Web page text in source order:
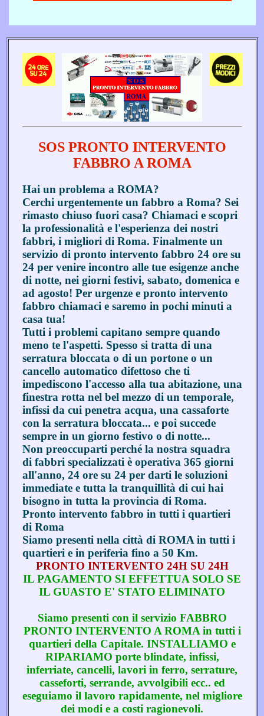
SOS PRONTO INTERVENTO
FABBRO A ROMA
Hai un problema a ROMA?
Cerchi urgentemente un fabbro a Roma? Sei
rimasto chiuso fuori casa? Chiamaci e scopri
la professionalità e l'esperienza dei nostri
fabbri, i migliori di Roma. Finalmente un
servizio di pronto intervento fabbro 24 ore su
24 per venire incontro alle tue esigenze anche
di notte, nei giorni festivi, sabato, domenica e
ad agosto! Per urgenze e pronto intervento
fabbro chiamaci e saremo in pochi minuti a
casa tua!
Tutti i problemi capitano sempre quando
meno te l'aspetti. Spesso si tratta di una
serratura bloccata o di un portone o un
cancello automatico difettoso che ti
impediscono l'accesso alla tua abitazione, una
finestra rotta nel bel mezzo di un temporale,
infissi da cui penetra acqua, una cassaforte
con la serratura bloccata... e poi succede
sempre in un giorno festivo o di notte...
Non preoccuparti perché la nostra squadra
di fabbri specializzati è operativa 365 giorni
all'anno, 24 ore su 24 per darti le soluzioni
immediate e tutta la tranquillità di cui hai
bisogno in tutta la provincia di Roma.
Pronto intervento fabbro in tutti i quartieri
di Roma
Siamo presenti nella città di ROMA in tutti i
quartieri e in periferia fino a 50 Km.
PRONTO INTERVENTO 24H SU 24H
IL PAGAMENTO SI EFFETTUA SOLO SE
IL GUASTO E' STATO ELIMINATO
Siamo presenti con il servizio FABBRO
PRONTO INTERVENTO A ROMA in tutti i
quartieri della Capitale. INSTALLIAMO e
RIPARIAMO porte blindate, infissi,
inferriate, cancelli, lavori in ferro, serrature,
casseforti, serrande, avvolgibili ecc.. ed
eseguiamo il lavoro rapidamente, nel migliore
dei modi e a costi ragionevoli.